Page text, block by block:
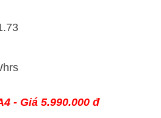
- Giá 5.990.000 đ